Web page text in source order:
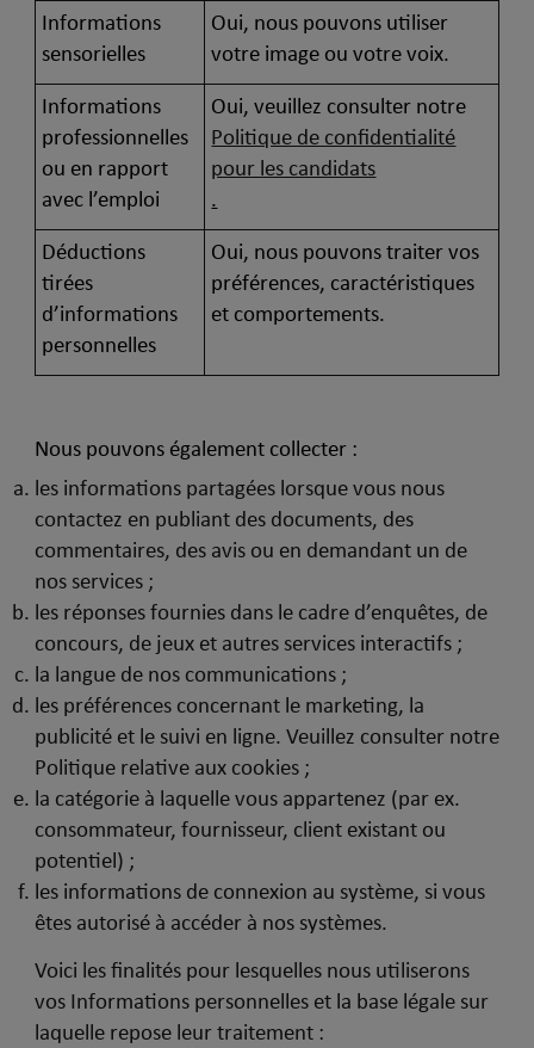
Informations
sensorielles
Oui, nous pouvons utiliser
votre image ou votre voix.
Informations
professionnelles
ou en rapport
avec l’emploi
Oui, veuillez consulter notre
Politique de confidentialité
pour les candidats
.
Déductions
tirées
d’informations
personnelles
Oui, nous pouvons traiter vos
préférences, caractéristiques
et comportements.
Nous pouvons également collecter :
les informations partagées lorsque vous nous
contactez en publiant des documents, des
commentaires, des avis ou en demandant un de
nos services ;
les réponses fournies dans le cadre d’enquêtes, de
concours, de jeux et autres services interactifs ;
la langue de nos communications ;
les préférences concernant le marketing, la
publicité et le suivi en ligne. Veuillez consulter notre
Politique relative aux cookies ;
la catégorie à laquelle vous appartenez (par ex.
consommateur, fournisseur, client existant ou
potentiel) ;
les informations de connexion au système, si vous
êtes autorisé à accéder à nos systèmes.
Voici les finalités pour lesquelles nous utiliserons
vos Informations personnelles et la base légale sur
laquelle repose leur traitement :